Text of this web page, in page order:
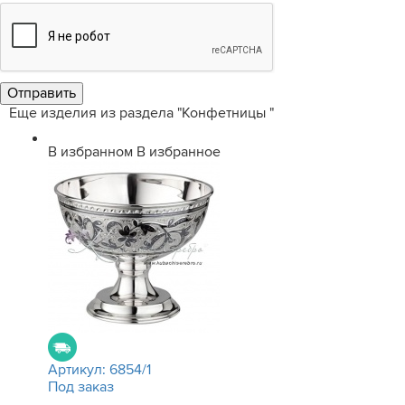
Еще изделия из раздела "Конфетницы "
В избранном В избранное
Артикул: 6854/1
Под заказ